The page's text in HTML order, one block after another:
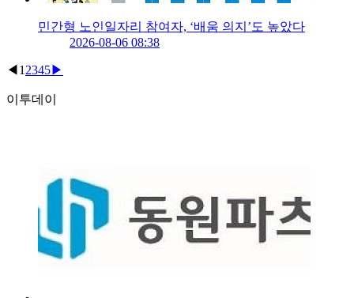
민간형 노인일자리 참여자, ‘배움 의지’도 높았다
2026-08-06 08:38
◀ 1 2345▶
이투데이